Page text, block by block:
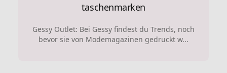
taschenmarken
Gessy Outlet: Bei Gessy findest du Trends, noch
bevor sie von Modemagazinen gedruckt w...